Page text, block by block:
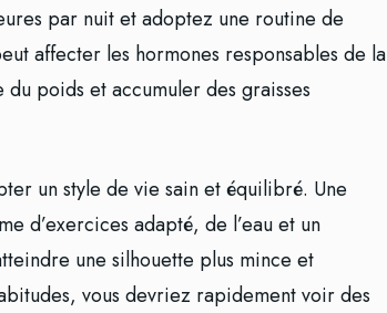
par nuit et adoptez une routine de
affecter les hormones responsables de la
poids et accumuler des graisses
un style de vie sain et équilibré. Une
d’exercices adapté, de l’eau et un
une silhouette plus mince et
vous devriez rapidement voir des